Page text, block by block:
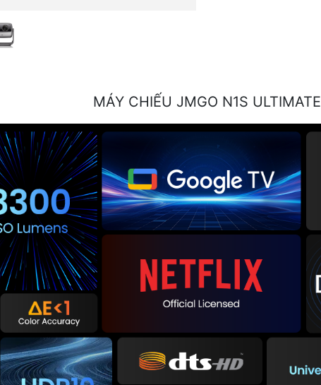
MÁY CHIẾU JMGO N1S ULTIMATE